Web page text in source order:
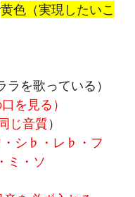
黄色（実現したいこ
を歌っている）
を見る）
じ音質）
・シ♭・レ♭・フ
ミ・ソ